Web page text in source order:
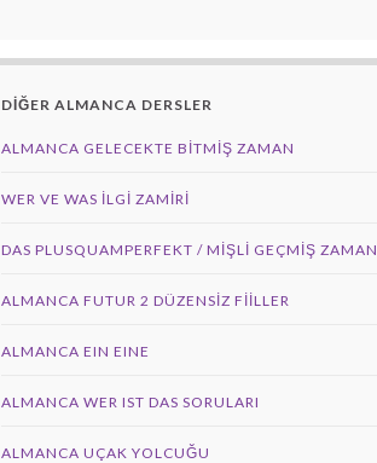
DİĞER ALMANCA DERSLER
ALMANCA GELECEKTE BITMIŞ ZAMAN
WER VE WAS ILGI ZAMIRI
DAS PLUSQUAMPERFEKT / MİŞLİ GEÇMİŞ ZAMAN
ALMANCA FUTUR 2 DÜZENSIZ FIILLER
ALMANCA EIN EINE
ALMANCA WER IST DAS SORULARI
ALMANCA UÇAK YOLCUĞU